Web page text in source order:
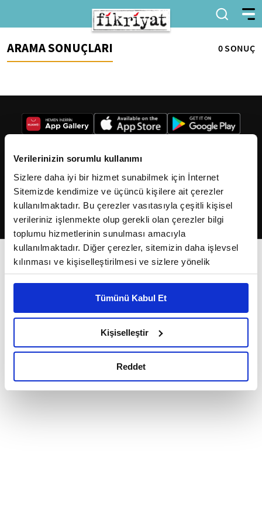
Verilerinizin sorumlu kullanımı
Sizlere daha iyi bir hizmet sunabilmek için İnternet
Sitemizde kendimize ve üçüncü kişilere ait çerezler
kullanılmaktadır. Bu çerezler vasıtasıyla çeşitli kişisel
verileriniz işlenmekte olup gerekli olan çerezler bilgi
toplumu hizmetlerinin sunulması amacıyla
kullanılmaktadır. Diğer çerezler, sitemizin daha işlevsel
kılınması ve kişiselleştirilmesi ve sizlere yönelik
reklam/pazarlama faaliyetlerinin yapılması, amaçlarıyla
Çerezlere ilişkin tercihlerinizi çerez paneli vasıtasıyla
belirleyebilirsiniz. Çerezlere ilişkin detaylı bilgi için
Ayarlar butonuna tıklayabilir,Çerez Bilgilendirme
Metnimizi ziyaret edebilirsiniz.
okumak ve sitemizi ziyaretiniz kapsamında
Tümünü Kabul Et
Kişiselleştir
Reddet
ARAMA SONUÇLARI 0 SONUÇ
2026Fikriyat. Tüm hakları saklıdır.